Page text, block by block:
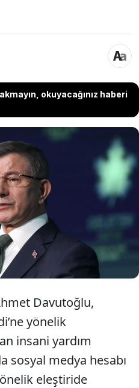
okuyacağınız haberi
Başkanı Ahmet Davutoğlu,
havadan gerçekleştirdiği
dikkat çekerek
adım atması yönünde
“İspanya, Belçika,
sonra Kanada da yardım
bekliyor?” dedi.
Davutoğlu,
yönelik
insani yardım
sosyal medya hesabı
eleştiride